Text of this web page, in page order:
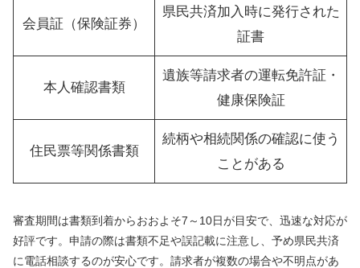
会員証（保険証券）
県民共済加入時に発行された
証書
本人確認書類
遺族等請求者の運転免許証・
健康保険証
住民票等関係書類
続柄や相続関係の確認に使う
ことがある
審査期間は書類到着からおおよそ7～10日が目安で、迅速な対応が
好評です。申請の際は書類不足や誤記載に注意し、予め県民共済
に電話相談するのが安心です。請求者が複数の場合や不明点があ